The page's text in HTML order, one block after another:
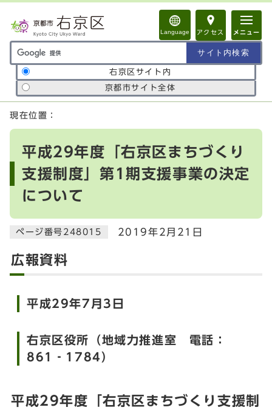
Language アクセス メニュー
サイト内検索の範囲
右京区サイト内
京都市サイト全体
ここから本文です
現在位置：
平成29年度「右京区まちづくり
支援制度」第1期支援事業の決定
について
ページ番号248015 2019年2月21日
広報資料
平成29年7月3日
右京区役所（地域力推進室 電話：
861‐1784）
平成29年度「右京区まちづくり支援制